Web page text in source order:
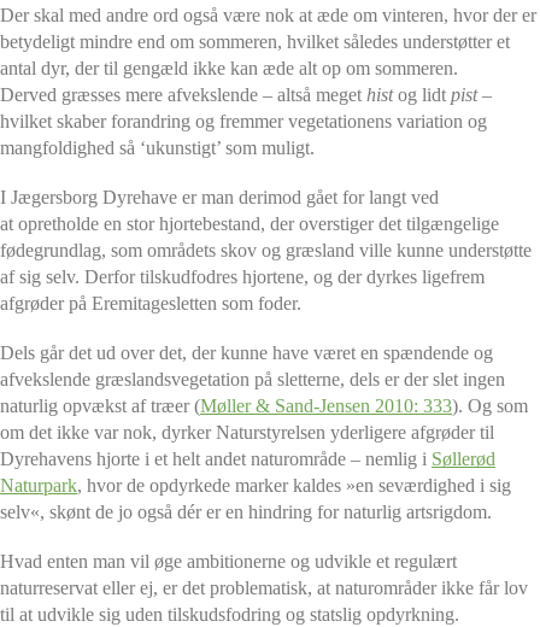
Der skal med andre ord også være nok at æde om vinteren, hvor der er
betydeligt mindre end om sommeren, hvilket således understøtter et
antal dyr, der til gengæld ikke kan æde alt op om sommeren.
Derved græsses mere afvekslende – altså meget histog lidt pist–
hvilket skaber forandring og fremmer vegetationens variation og
mangfoldighed så ‘ukunstigt’ som muligt.
I Jægersborg Dyrehave er man derimod gået for langt ved
at opretholde en stor hjortebestand, der overstiger det tilgængelige
fødegrundlag, som områdets skov og græsland ville kunne understøtte
af sig selv. Derfor tilskudfodres hjortene, og der dyrkes ligefrem
afgrøder på Eremitagesletten som foder.
Dels går det ud over det, der kunne have været en spændende og
afvekslende græslandsvegetation på sletterne, dels er der slet ingen
naturlig opvækst af træer (Møller & Sand-Jensen 2010: 333). Og som
om det ikke var nok, dyrker Naturstyrelsen yderligere afgrøder til
Dyrehavens hjorte i et helt andet naturområde – nemlig i Søllerød
Naturpark, hvor de opdyrkede marker kaldes »en seværdighed i sig
selv«, skønt de jo også dér er en hindring for naturlig artsrigdom.
Hvad enten man vil øge ambitionerne og udvikle et regulært
naturreservat eller ej, er det problematisk, at naturområder ikke får lov
til at udvikle sig uden tilskudsfodring og statslig opdyrkning.